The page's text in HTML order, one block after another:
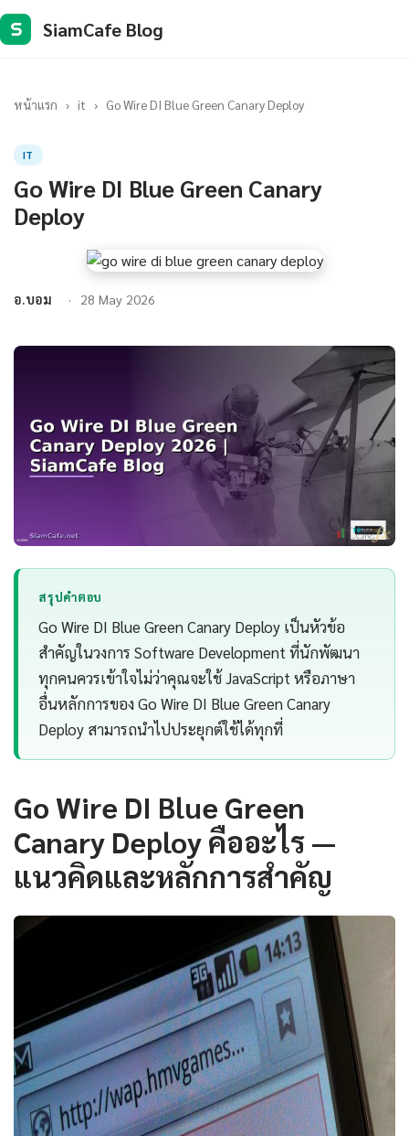
S SiamCafe Blog
หน้าแรก › it › Go Wire DI Blue Green Canary Deploy
IT
Go Wire DI Blue Green Canary
Deploy
อ.บอม 28 May 2026
สรุปคำตอบ
Go Wire DI Blue Green Canary Deploy เป็นหัวข้อ
สำคัญในวงการ Software Development ที่นักพัฒนา
ทุกคนควรเข้าใจไม่ว่าคุณจะใช้ JavaScript หรือภาษา
อื่นหลักการของ Go Wire DI Blue Green Canary
Deploy สามารถนำไปประยุกต์ใช้ได้ทุกที่
Go Wire DI Blue Green
Canary Deploy คืออะไร —
แนวคิดและหลักการสำคัญ